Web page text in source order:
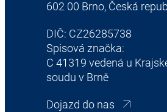
602 00 Brno, Česká
DIČ: CZ26285738
Spisová značka:
C 41319 vedená u
soudu v Brně
Dojazd do nas